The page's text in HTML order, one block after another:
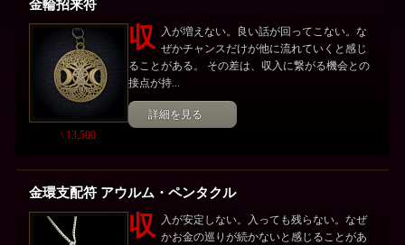
金輪招来符
\ 13,500
収
入が増えない。良い話が回ってこない。な
ぜかチャンスだけが他に流れていくと感じ
ることがある。 その差は、収入に繋がる機会との
接点が持...
詳細を見る
金環支配符 アウルム・ペンタクル
収
入が安定しない。入っても残らない。なぜ
かお金の巡りが続かないと感じることがあ